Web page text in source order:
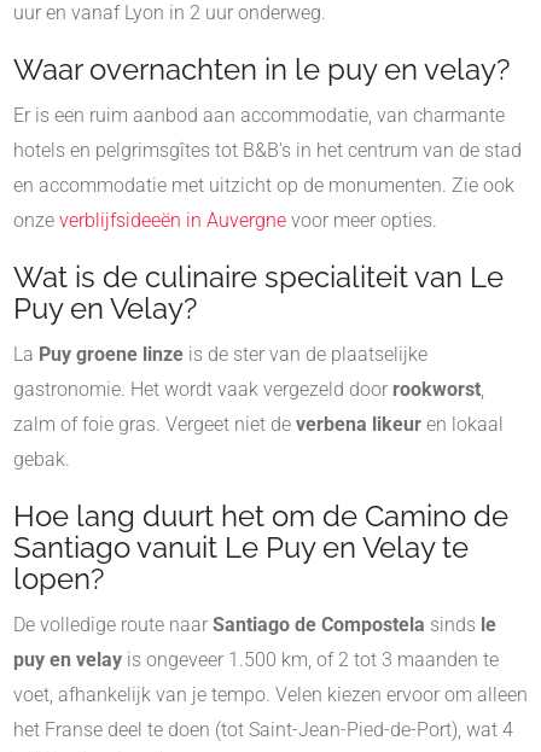
uur en vanaf Lyon in 2 uur onderweg.
Waar overnachten in le puy en velay?
Er is een ruim aanbod aan accommodatie, van charmante
hotels en pelgrimsgîtes tot B&B's in het centrum van de stad
en accommodatie met uitzicht op de monumenten. Zie ook
onze verblijfsideeën in Auvergne voor meer opties.
Wat is de culinaire specialiteit van Le
Puy en Velay?
La Puy groene linze is de ster van de plaatselijke
gastronomie. Het wordt vaak vergezeld door rookworst,
zalm of foie gras. Vergeet niet de verbena likeur en lokaal
gebak.
Hoe lang duurt het om de Camino de
Santiago vanuit Le Puy en Velay te
lopen?
De volledige route naar Santiago de Compostela sinds le
puy en velay is ongeveer 1.500 km, of 2 tot 3 maanden te
voet, afhankelijk van je tempo. Velen kiezen ervoor om alleen
het Franse deel te doen (tot Saint-Jean-Pied-de-Port), wat 4